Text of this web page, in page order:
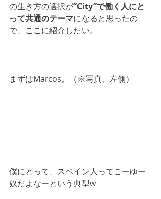
の生き方の選択が”City”で働く人にと
って共通のテーマになると思ったの
で、ここに紹介したい。
まずはMarcos。（※写真、左側）
僕にとって、スペイン人ってこーゆー
奴だよなーという典型w